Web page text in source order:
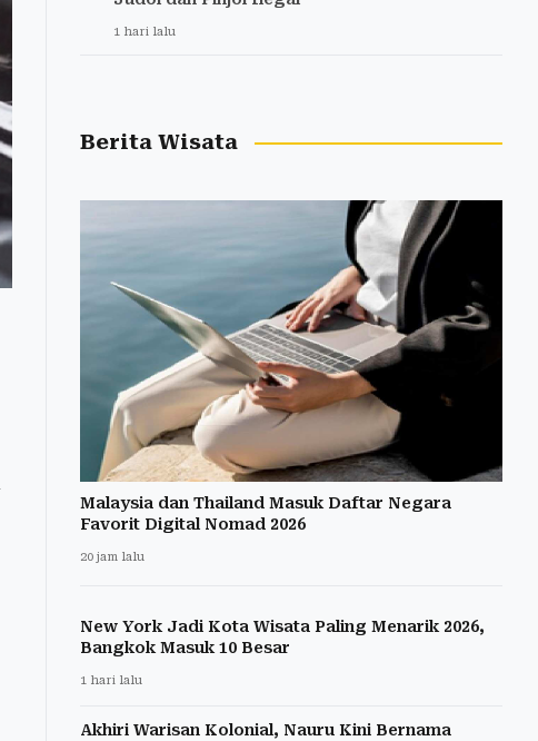
1 hari lalu
Berita Wisata
Malaysia dan Thailand Masuk Daftar Negara
Favorit Digital Nomad 2026
20 jam lalu
New York Jadi Kota Wisata Paling Menarik 2026,
Bangkok Masuk 10 Besar
1 hari lalu
Akhiri Warisan Kolonial, Nauru Kini Bernama